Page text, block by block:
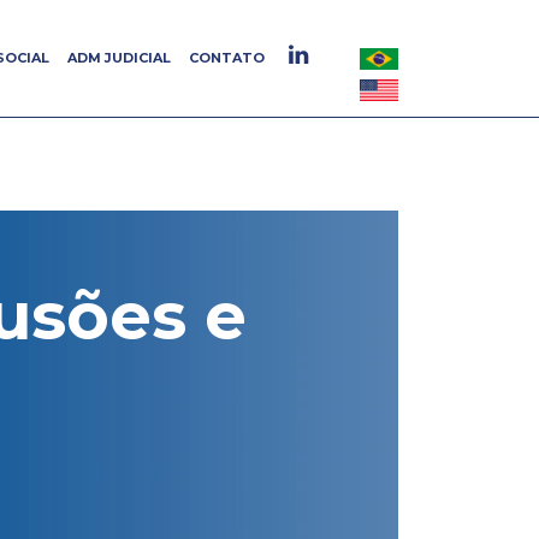
ADM JUDICIAL CONTATO
ADM JUDICIAL CONTATO
e